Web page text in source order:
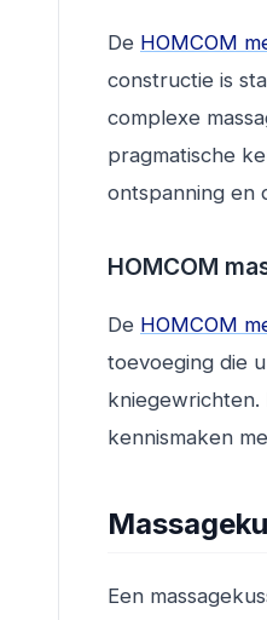
De HOMCOM
constructie is
complexe
pragmatische
ontspanning en
HOMCOM
De HOMCOM
toevoeging die
kniegewrichten.
kennismaken
Een